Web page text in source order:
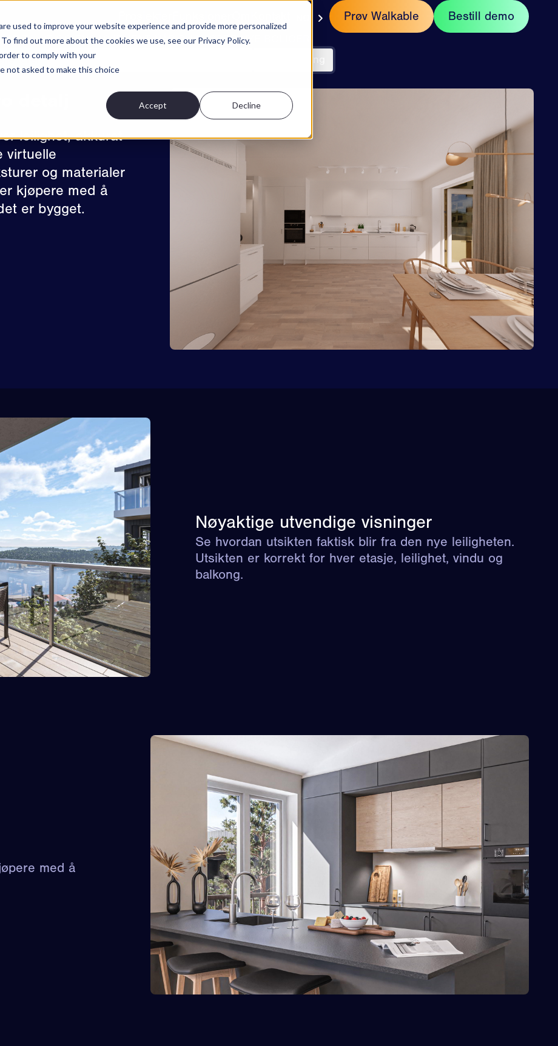
used to improve your website experience and provide more personalized
find out more about the cookies we use, see our Privacy Policy.
to comply with your
not asked to make this choice
Accept Decline
Prøv Walkable Bestill demo
TILLIT OG ENGASJEMENT NÅR DU KJØPER NYE BOLIGER
turer
Boligvelger
leilighet, akkurat
virtuelle
og materialer
kjøpere med å
er bygget.
Nøyaktige utvendige visninger
Se hvordan utsikten faktisk blir fra den nye leiligheten.
Utsikten er korrekt for hver etasje, leilighet, vindu og
balkong.
med å